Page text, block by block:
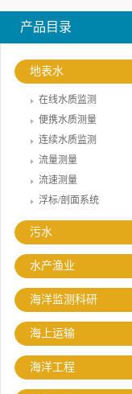
产品目录
地表水
在线水质监测
便携水质测量
连续水质监测
流量测量
流速测量
浮标/剖面系统
污水
水产渔业
海洋监测科研
海上运输
海洋工程